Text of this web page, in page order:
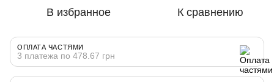
В избранное К сравнению
ОПЛАТА ЧАСТЯМИ
3 платежа по 478.67 грн